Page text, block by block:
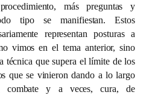
más preguntas y
tipo se manifiestan. Estos
representan posturas a
vimos en el tema anterior, sino
técnica que supera el límite de los
que se vinieron dando a lo largo
y a veces, cura, de